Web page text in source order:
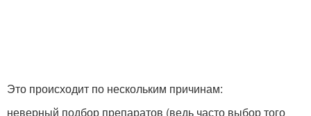
Это происходит по нескольким причинам:
неверный подбор препаратов (ведь часто выбор того